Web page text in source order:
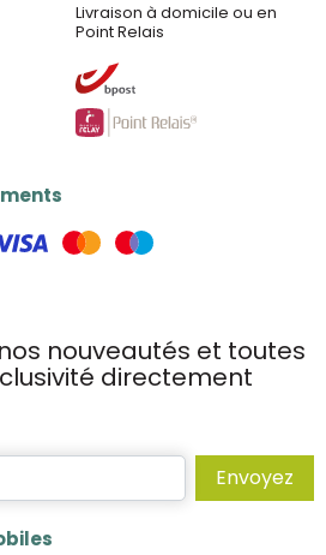
Livraison à domicile ou en
Point Relais
nouveautés et toutes
directement
Envoyez